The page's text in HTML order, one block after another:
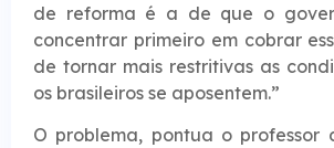
de reforma é a de que o
concentrar primeiro em cobrar
de tornar mais restritivas as
os brasileiros se aposentem.”
O problema, pontua o professor